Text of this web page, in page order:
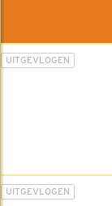
UITGEVLOGEN
UITGEVLOGEN